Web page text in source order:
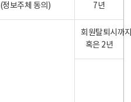
(정보주체 동의)
7년
회원탈퇴시까
혹은 2년